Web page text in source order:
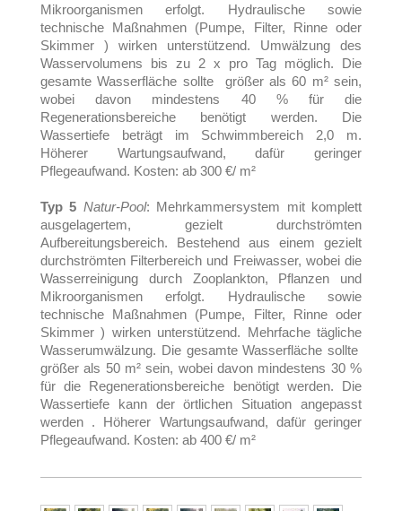
Mikroorganismen erfolgt. Hydraulische sowie
technische Maßnahmen (Pumpe, Filter, Rinne oder
Skimmer ) wirken unterstützend. Umwälzung des
Wasservolumens bis zu 2 x pro Tag möglich. Die
gesamte Wasserfläche sollte größer als 60 m² sein,
wobei davon mindestens 40 % für die
Regenerationsbereiche benötigt werden. Die
Wassertiefe beträgt im Schwimmbereich 2,0 m.
Höherer Wartungsaufwand, dafür geringer
Pflegeaufwand. Kosten: ab 300 €/ m²
Typ 5 Natur-Pool: Mehrkammersystem mit komplett
ausgelagertem, gezielt durchströmten
Aufbereitungsbereich. Bestehend aus einem gezielt
durchströmten Filterbereich und Freiwasser, wobei die
Wasserreinigung durch Zooplankton, Pflanzen und
Mikroorganismen erfolgt. Hydraulische sowie
technische Maßnahmen (Pumpe, Filter, Rinne oder
Skimmer ) wirken unterstützend. Mehrfache tägliche
Wasserumwälzung. Die gesamte Wasserfläche sollte
größer als 50 m² sein, wobei davon mindestens 30 %
für die Regenerationsbereiche benötigt werden. Die
Wassertiefe kann der örtlichen Situation angepasst
werden . Höherer Wartungsaufwand, dafür geringer
Pflegeaufwand. Kosten: ab 400 €/ m²